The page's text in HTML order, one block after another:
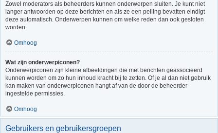
Zowel moderators als beheerders kunnen onderwerpen sluiten. Je kunt niet
langer antwoorden op deze berichten en als ze een peiling bevatten eindigt
deze automatisch. Onderwerpen kunnen om welke reden dan ook gesloten
worden.
Omhoog
Wat zijn onderwerpiconen?
Onderwerpiconen zijn kleine afbeeldingen die met berichten geassocieerd
kunnen worden om zo hun inhoud kracht bij te zetten. Of je al dan niet gebruik
kan maken van onderwerpiconen hangt af van de door de beheerder
ingestelde permissies.
Omhoog
Gebruikers en gebruikersgroepen